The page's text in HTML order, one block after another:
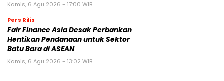
Kamis, 6 Agu 2026 - 17:00 WIB
Pers Rilis
Fair Finance Asia Desak Perbankan
Hentikan Pendanaan untuk Sektor
Batu Bara di ASEAN
Kamis, 6 Agu 2026 - 13:02 WIB